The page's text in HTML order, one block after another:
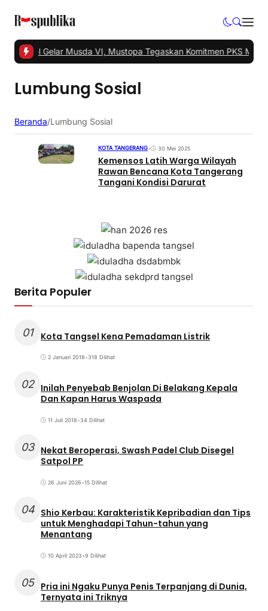
Tangsel Gelar Musda VI, Mustopa Tegaskan Komitmen PKS
Lumbung Sosial
Beranda/Lumbung Sosial
KOTA TANGERANG• 30 Mei 2025
Kemensos Latih Warga Wilayah
Rawan Bencana Kota Tangerang
Tangani Kondisi Darurat
Berita Populer
01 Kota Tangsel Kena Pemadaman Listrik
2 Januari 2018•318 Dilihat
02 Inilah Penyebab Benjolan Di Belakang Kepala
Dan Kapan Harus Waspada
11 Juli 2018•34 Dilihat
03 Nekat Beroperasi, Swash Padel Club Disegel
Satpol PP
26 Juni 2026•15 Dilihat
04 Shio Kerbau: Karakteristik Kepribadian dan Tips
untuk Menghadapi Tahun-tahun yang
Menantang
10 April 2023•9 Dilihat
05 Pria ini Ngaku Punya Penis Terpanjang di Dunia,
Ternyata ini Triknya